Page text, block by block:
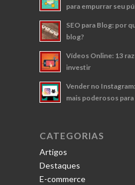
para empurrar seu
SEO para Blog: por
blog?
Vídeos Online: 13
investir
Vender no
mais poderosos
CATEGORIAS
Artigos
Destaques
E-commerce